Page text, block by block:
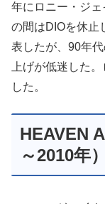
年にロニー・ジ
の間はDIOを休止
表したが、90年
上げが低迷した
した。
HEAVEN
～2010年）